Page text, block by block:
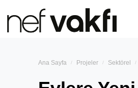
Ana Sayfa Projeler Sektörel